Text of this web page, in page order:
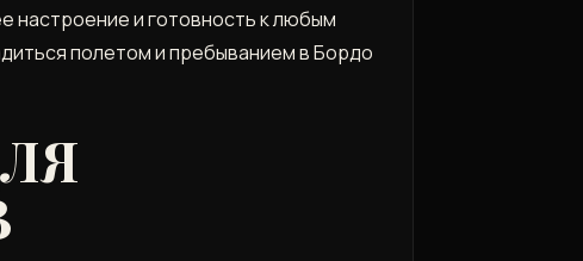
настроение и готовность к любым
полетом и пребыванием в Бордо